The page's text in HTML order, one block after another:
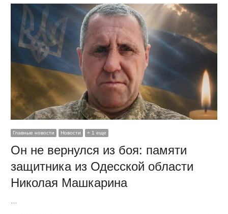
Главные новости Новости + 1 еще
Он не вернулся из боя: памяти
защитника из Одесской области
Николая Машкарина
…